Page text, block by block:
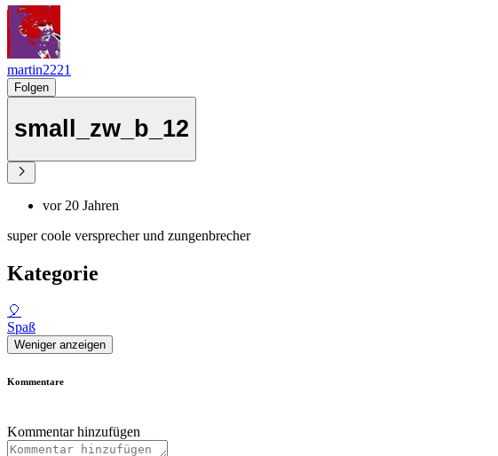
martin2221
Folgen
small_zw_b_12
vor 20 Jahren
super coole versprecher und zungenbrecher
Kategorie
🎈
Spaß
Weniger anzeigen
Kommentare
Kommentar hinzufügen